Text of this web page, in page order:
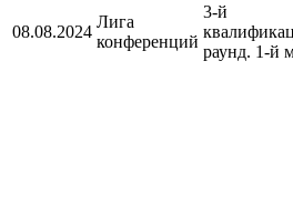
08.08.2024
Лига
конференций
3-й
раунд. 1-й